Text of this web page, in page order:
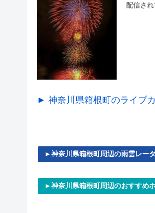
配信さ
► 神奈川県箱根町のライブ
►神奈川県箱根町周辺の雨雲レー
►神奈川県箱根町周辺のおすすめ